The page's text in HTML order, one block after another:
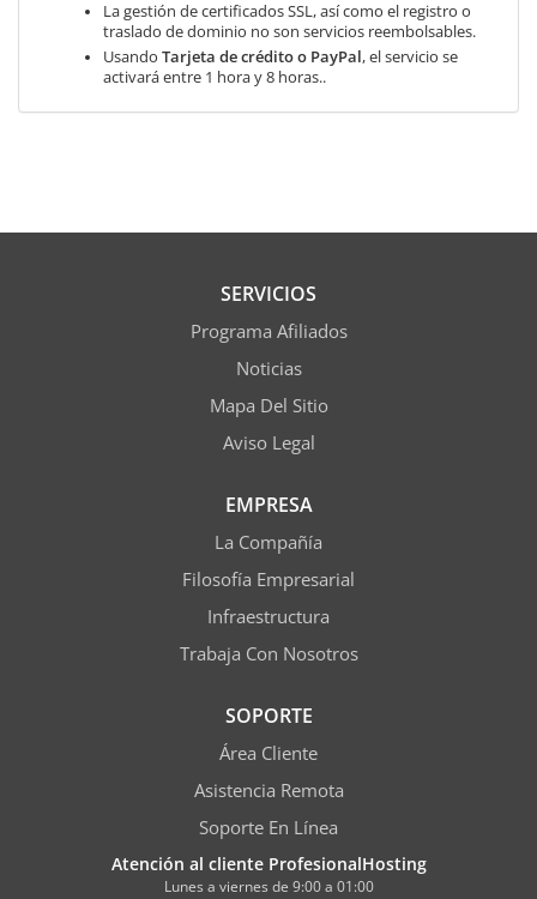
La gestión de certificados SSL, así como el registro o
traslado de dominio no son servicios reembolsables.
Usando Tarjeta de crédito o PayPal, el servicio se
activará entre 1 hora y 8 horas..
SERVICIOS
Programa Afiliados
Noticias
Mapa Del Sitio
Aviso Legal
EMPRESA
La Compañía
Filosofía Empresarial
Infraestructura
Trabaja Con Nosotros
SOPORTE
Área Cliente
Asistencia Remota
Soporte En Línea
Atención al cliente ProfesionalHosting
Lunes a viernes de 9:00 a 01:00